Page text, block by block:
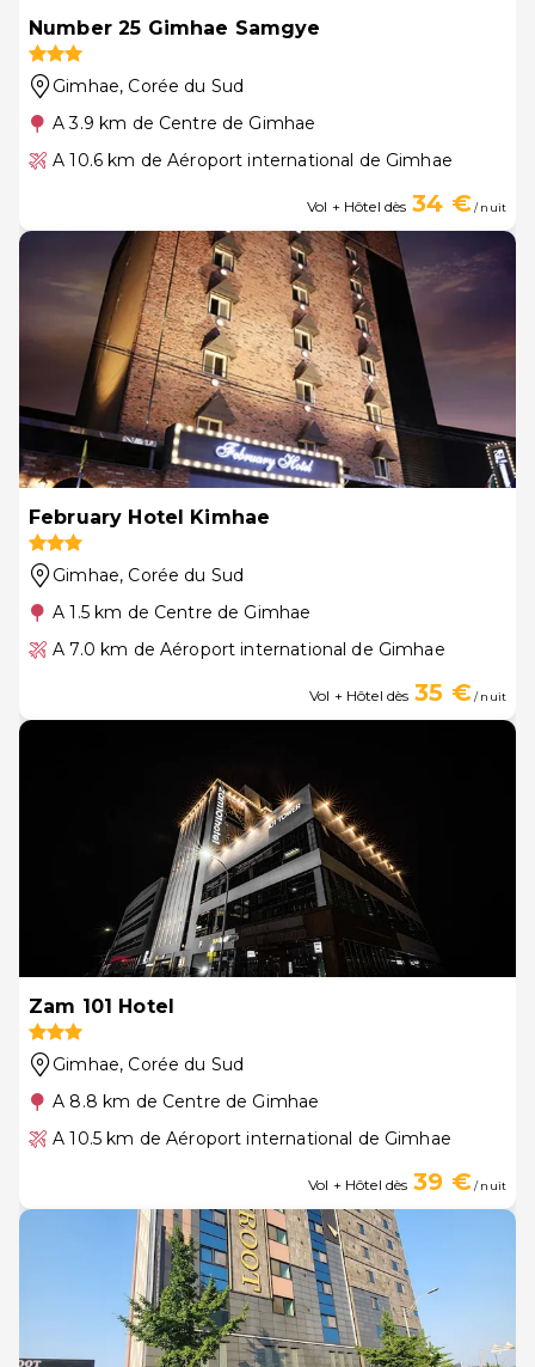
Number 25 Gimhae Samgye
Gimhae, Corée du Sud
A 3.9 km de Centre de Gimhae
A 10.6 km de Aéroport international de Gimhae
Vol + Hôtel dès 34 €/ nuit
February Hotel Kimhae
Gimhae, Corée du Sud
A 1.5 km de Centre de Gimhae
A 7.0 km de Aéroport international de Gimhae
Vol + Hôtel dès 35 €/ nuit
Zam 101 Hotel
Gimhae, Corée du Sud
A 8.8 km de Centre de Gimhae
A 10.5 km de Aéroport international de Gimhae
Vol + Hôtel dès 39 €/ nuit